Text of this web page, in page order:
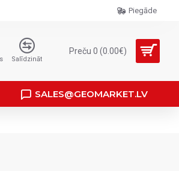
Piegāde
Salīdzināt
Preču 0 (0.00€)
SALES@GEOMARKET.LV